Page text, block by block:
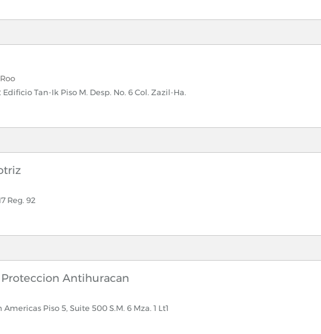
Tan-Ik Piso M. Desp. No. 6 Col. Zazil-Ha.
Reg. 92
Antihuracan
Piso 5, Suite 500 S.M. 6 Mza. 1 Lt1